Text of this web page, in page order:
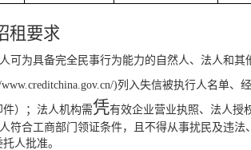
租要求
可为具备完全民事行为能力的自然人、法人和
)列入失信被执行人名单、
）；法人机构需凭有效企业营业执照、法人授
符合工商部门领证条件，且不得从事扰民及违
人批准。